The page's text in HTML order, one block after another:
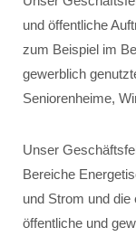
und öffentliche
zum Beispiel im
gewerblich
Seniorenheime,
Unser
Bereiche
und Strom und die
öffentliche und